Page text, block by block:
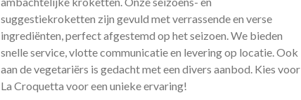
suggestiekroketten zijn gevuld met verrassende en verse
ingrediënten, perfect afgestemd op het seizoen. We bieden
snelle service, vlotte communicatie en levering op locatie. Ook
aan de vegetariërs is gedacht met een divers aanbod. Kies voor
La Croquetta voor een unieke ervaring!